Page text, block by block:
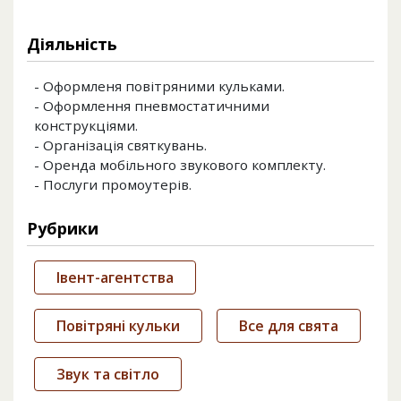
Діяльність
- Оформленя повітряними кульками.
- Оформлення пневмостатичними
конструкціями.
- Організація святкувань.
- Оренда мобільного звукового комплекту.
- Послуги промоутерів.
Рубрики
Івент-агентства
Повітряні кульки Все для свята
Звук та світло